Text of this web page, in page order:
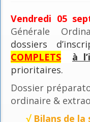
Vendredi 05
Générale
dossiers
COMPLETS
à
prioritaires.
Dossier
ordinaire &
√ Bilans de la